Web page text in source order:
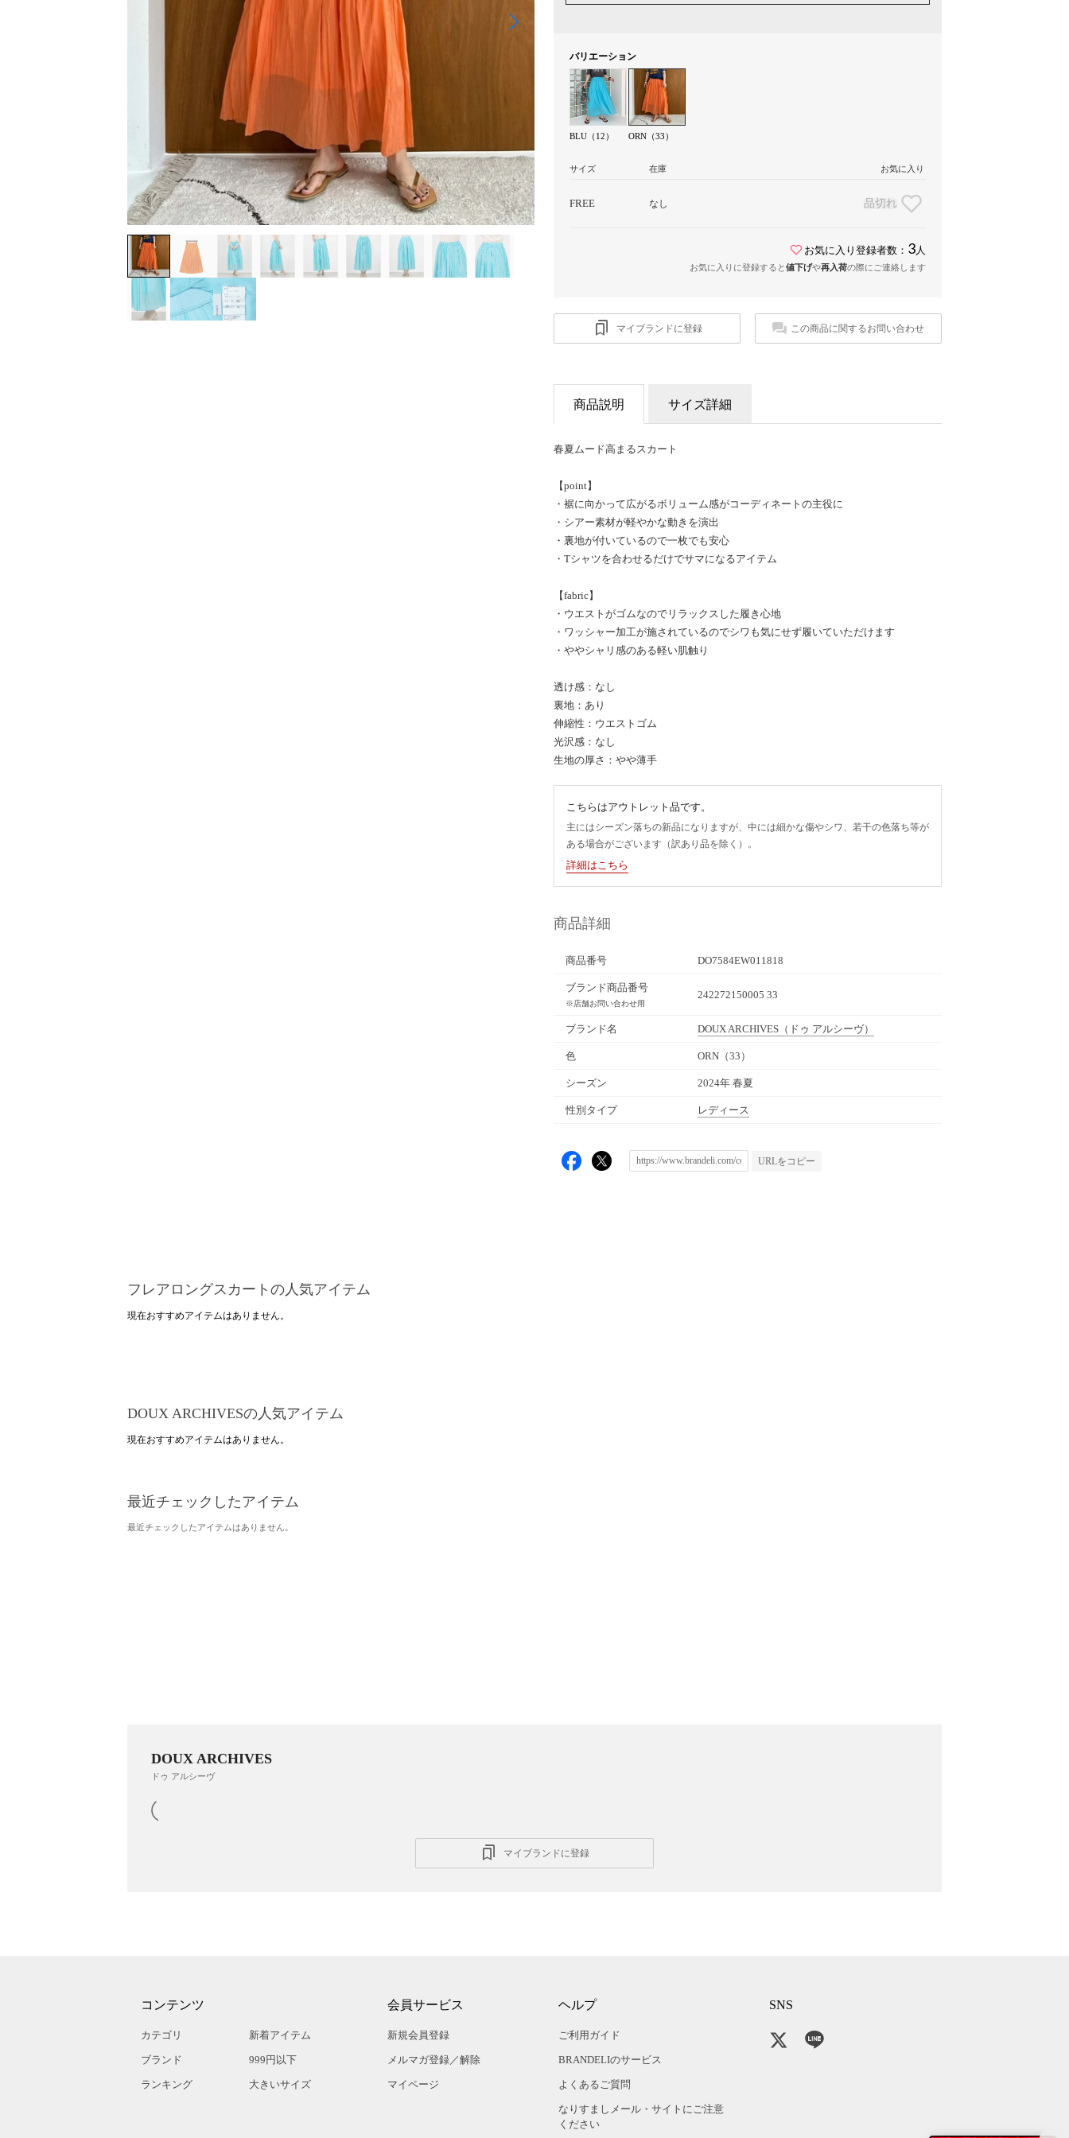
バリエーション
BLU（12） ORN（33）
サイズ 在庫 お気に入り
FREE なし 品切れ
お気に入り登録者数： 3 人
お気に入りに登録すると値下げや再入荷の際にご連絡します
マイブランドに登録 この商品に関するお問い合わせ
商品説明 サイズ詳細
春夏ムード高まるスカート
【point】
・裾に向かって広がるボリューム感がコーディネートの主役に
・シアー素材が軽やかな動きを演出
・裏地が付いているので一枚でも安心
・Tシャツを合わせるだけでサマになるアイテム
【fabric】
・ウエストがゴムなのでリラックスした履き心地
・ワッシャー加工が施されているのでシワも気にせず履いていただけます
・ややシャリ感のある軽い肌触り
透け感：なし
裏地：あり
伸縮性：ウエストゴム
光沢感：なし
生地の厚さ：やや薄手
こちらはアウトレット品です。
主にはシーズン落ちの新品になりますが、中には細かな傷やシワ、若干の色落ち等が
ある場合がございます（訳あり品を除く）。
詳細はこちら
商品詳細
商品番号 DO7584EW011818
ブランド商品番号
※店舗お問い合わせ用
242272150005 33
ブランド名 DOUX ARCHIVES （ドゥ アルシーヴ）
色 ORN（33）
シーズン 2024年 春夏
性別タイプ レディース
URLをコピー
フレアロングスカートの人気アイテム
現在おすすめアイテムはありません。
DOUX ARCHIVESの人気アイテム
現在おすすめアイテムはありません。
最近チェックしたアイテム
最近チェックしたアイテムはありません。
DOUX ARCHIVES
ドゥ アルシーヴ
マイブランドに登録
コンテンツ
カテゴリ
ブランド
ランキング
新着アイテム
999円以下
大きいサイズ
会員サービス
新規会員登録
メルマガ登録／解除
マイページ
ヘルプ
ご利用ガイド
BRANDELIのサービス
よくあるご質問
なりすましメール・サイトにご注意
ください
SNS